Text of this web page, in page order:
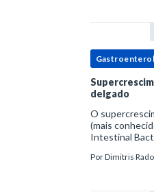
delgado
O
(mais
Intestinal
específica de
PorDimitris